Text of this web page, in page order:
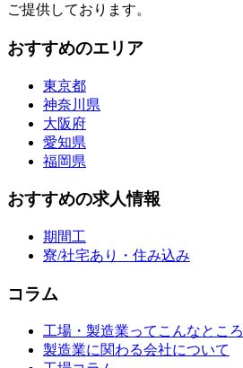
ご提供しております。
おすすめのエリア
東京都
神奈川県
大阪府
愛知県
福岡県
おすすめの求人情報
期間工
寮/社宅あり・住み込み
コラム
工場・製造業ってこんなところ
製造業に関わる会社について